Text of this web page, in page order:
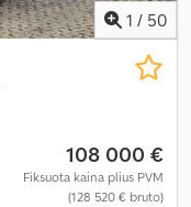
1 / 50
108 000 €
Fiksuota kaina plius PVM
(128 520 € bruto)